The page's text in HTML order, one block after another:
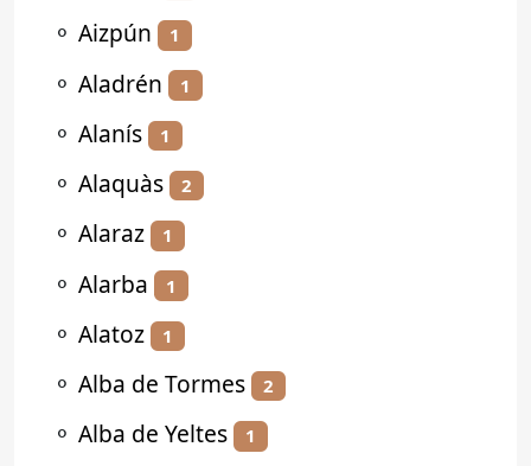
⚬ Aizpún 1
⚬ Aladrén 1
⚬ Alanís 1
⚬ Alaquàs 2
⚬ Alaraz 1
⚬ Alarba 1
⚬ Alatoz 1
⚬ Alba de Tormes 2
⚬ Alba de Yeltes 1